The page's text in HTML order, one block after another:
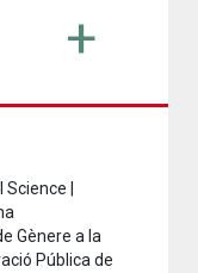
|
Gènere a la
Pública de